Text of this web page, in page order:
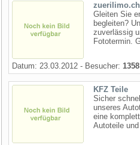
Gleiten Sie
begleiten?
zuverlässig
Fototermin.
Datum: 23.03.2012 - Besucher: 1358
KFZ Teile
Sicher
unseres
eine
Autoteile